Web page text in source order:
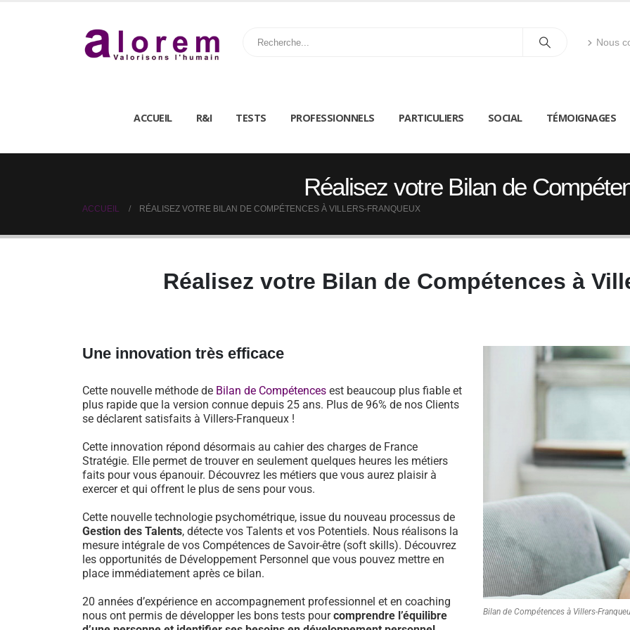
Nous
ACCUEIL R&I TESTS PROFESSIONNELS PARTICULIERS SOCIAL TÉMOIGNAGES
Réalisez votre Bilan de
ACCUEIL RÉALISEZ VOTRE BILAN DE COMPÉTENCES À VILLERS-FRANQUEUX
Réalisez votre Bilan de Compétences à
Une innovation très efficace
Cette nouvelle méthode de Bilan de Compétences est beaucoup plus fiable et
plus rapide que la version connue depuis 25 ans. Plus de 96% de nos Clients
se déclarent satisfaits à Villers-Franqueux !
Cette innovation répond désormais au cahier des charges de France
Stratégie. Elle permet de trouver en seulement quelques heures les métiers
faits pour vous épanouir. Découvrez les métiers que vous aurez plaisir à
exercer et qui offrent le plus de sens pour vous.
Cette nouvelle technologie psychométrique, issue du nouveau processus de
Gestion des Talents, détecte vos Talents et vos Potentiels. Nous réalisons la
mesure intégrale de vos Compétences de Savoir-être (soft skills). Découvrez
les opportunités de Développement Personnel que vous pouvez mettre en
place immédiatement après ce bilan.
20 années d’expérience en accompagnement professionnel et en coaching
nous ont permis de développer les bons tests pourcomprendre l’équilibre
Bilan de Compétences à Villers-